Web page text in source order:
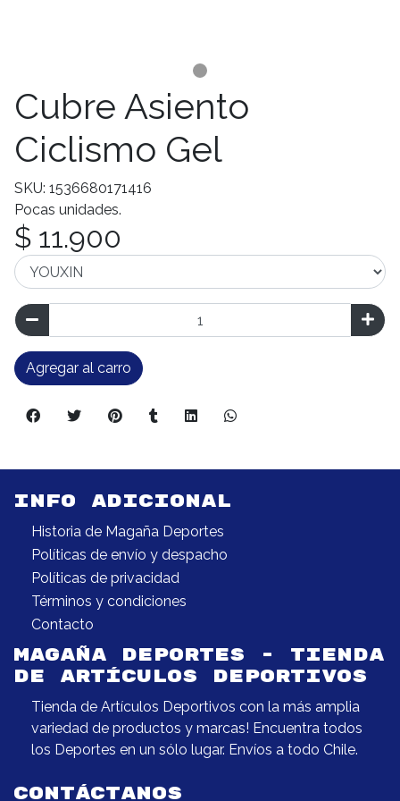
Cubre Asiento
Ciclismo Gel
SKU: 1536680171416
Pocas unidades.
$ 11.900
Agregar al carro
INFO ADICIONAL
Historia de Magaña Deportes
Políticas de envío y despacho
Políticas de privacidad
Términos y condiciones
Contacto
MAGAÑA DEPORTES - TIENDA
DE ARTÍCULOS DEPORTIVOS
Tienda de Artículos Deportivos con la más amplia
variedad de productos y marcas! Encuentra todos
los Deportes en un sólo lugar. Envíos a todo Chile.
CONTÁCTANOS